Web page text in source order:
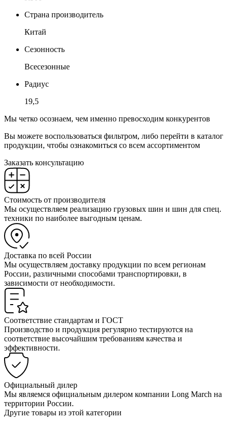
Страна производитель
Китай
Сезонность
Всесезонные
Радиус
19,5
Мы четко осознаем, чем именно превосходим конкурентов
Вы можете воспользоваться фильтром, либо перейти в каталог
продукции, чтобы ознакомиться со всем ассортиментом
Заказать консультацию
Стоимость от производителя
Мы осуществляем реализацию грузовых шин и шин для спец.
техники по наиболее выгодным ценам.
Доставка по всей России
Мы осуществляем доставку продукции по всем регионам
России, различными способами транспортировки, в
зависимости от необходимости.
Соответствие стандартам и ГОСТ
Производство и продукция регулярно тестируются на
соответствие высочайшим требованиям качества и
эффективности.
Официальный дилер
Мы являемся официальным дилером компании Long March на
территории России.
Другие товары из этой категории